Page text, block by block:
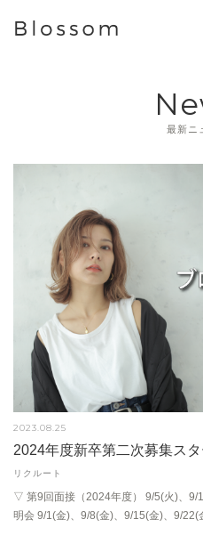
最新ニ
2023.08.25
2024年度新卒第二次募集スタ
リクルート
▽ 第9回面接（2024年度） 9/5(火)、
明会 9/1(金)、9/8(金)、9/15(金)、9/22(